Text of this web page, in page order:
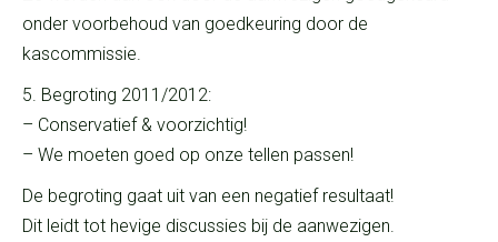
onder voorbehoud van goedkeuring door de
kascommissie.
5. Begroting 2011/2012:
– Conservatief & voorzichtig!
– We moeten goed op onze tellen passen!
De begroting gaat uit van een negatief resultaat!
Dit leidt tot hevige discussies bij de aanwezigen.